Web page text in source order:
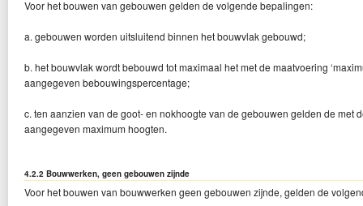
Voor het bouwen van gebouwen gelden de volgende bepalingen:
a. gebouwen worden uitsluitend binnen het bouwvlak gebouwd;
b. het bouwvlak wordt bebouwd tot maximaal het met de maatvoering
aangegeven bebouwingspercentage;
c. ten aanzien van de goot- en nokhoogte van de gebouwen gelden de met
aangegeven maximum hoogten.
4.2.2 Bouwwerken, geen gebouwen zijnde
Voor het bouwen van bouwwerken geen gebouwen zijnde, gelden de